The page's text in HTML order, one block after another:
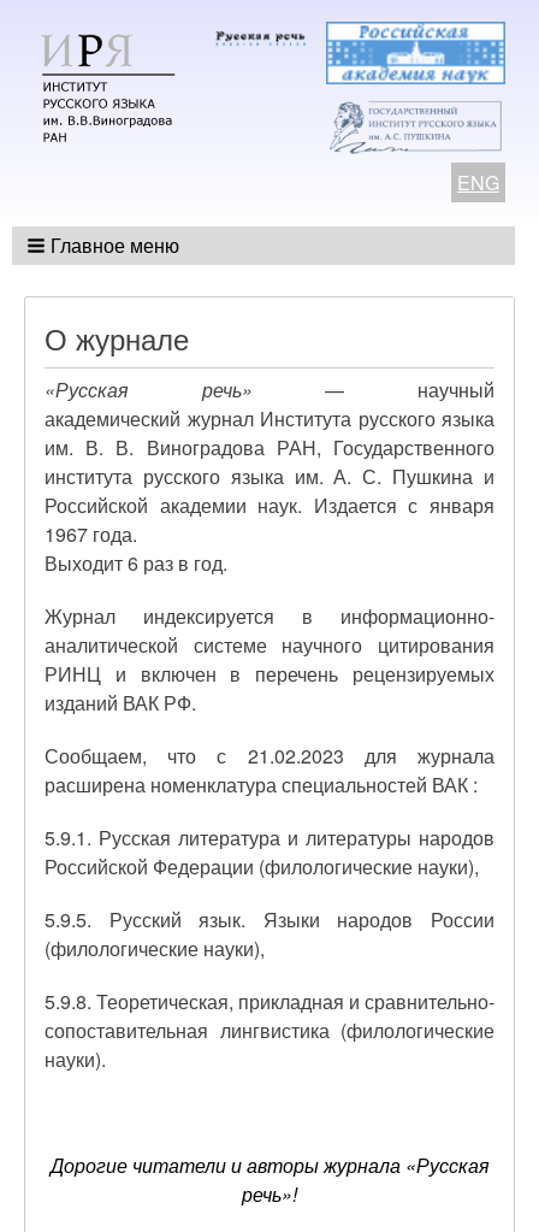
ENG
Главное меню
О журнале
«Русская речь» — научный
академический журнал Института русского языка
им. В. В. Виноградова РАН, Государственного
института русского языка им. А. С. Пушкина и
Российской академии наук. Издается с января
1967 года.
Выходит 6 раз в год.
Журнал индексируется в информационно-
аналитической системе научного цитирования
РИНЦ и включен в перечень рецензируемых
изданий ВАК РФ.
Сообщаем, что с 21.02.2023 для журнала
расширена номенклатура специальностей ВАК :
5.9.1. Русская литература и литературы народов
Российской Федерации (филологические науки),
5.9.5. Русский язык. Языки народов России
(филологические науки),
5.9.8. Теоретическая, прикладная и сравнительно-
сопоставительная лингвистика (филологические
науки).
Дорогие читатели и авторы журнала «Русская
речь»!